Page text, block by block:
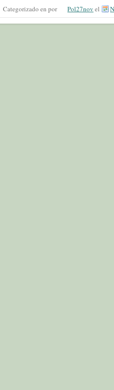
Categorizado en por Pol27nov el